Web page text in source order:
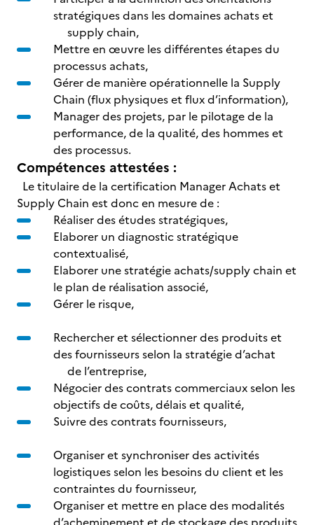
stratégiques dans les domaines achats et
supply chain,
Mettre en œuvre les différentes étapes du
processus achats,
Gérer de manière opérationnelle la Supply
Chain (flux physiques et flux d’information),
Manager des projets, par le pilotage de la
performance, de la qualité, des hommes et
des processus.
Compétences attestées :
Le titulaire de la certification Manager Achats et
Supply Chain est donc en mesure de :
Réaliser des études stratégiques,
Elaborer un diagnostic stratégique
contextualisé,
Elaborer une stratégie achats/supply chain et
le plan de réalisation associé,
Gérer le risque,
Rechercher et sélectionner des produits et
des fournisseurs selon la stratégie d’achat
de l’entreprise,
Négocier des contrats commerciaux selon les
objectifs de coûts, délais et qualité,
Suivre des contrats fournisseurs,
Organiser et synchroniser des activités
logistiques selon les besoins du client et les
contraintes du fournisseur,
Organiser et mettre en place des modalités